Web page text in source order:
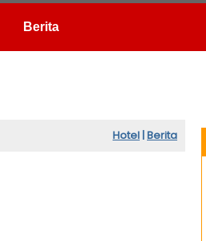
Hotel|Berita